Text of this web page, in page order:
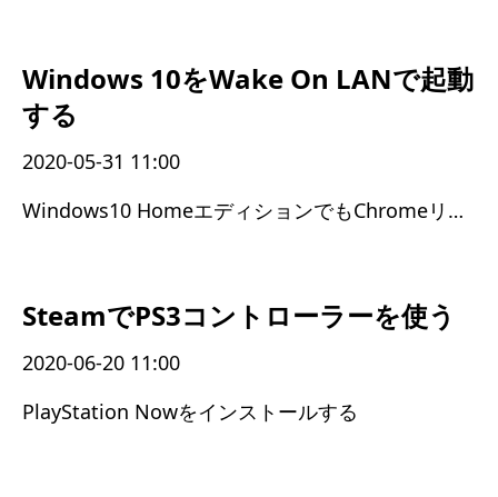
Windows 10をWake On LANで起動
する
2020-05-31 11:00
Windows10 HomeエディションでもChromeリモートデスクトップが使えた
SteamでPS3コントローラーを使う
2020-06-20 11:00
PlayStation Nowをインストールする